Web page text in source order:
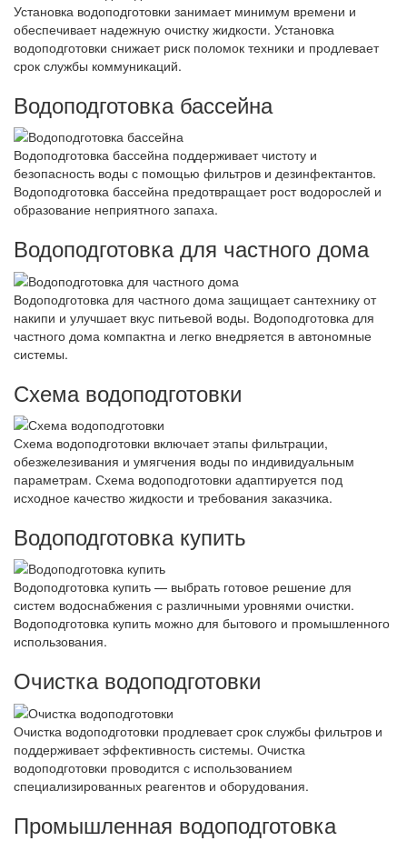
Установка водоподготовки занимает минимум времени и
обеспечивает надежную очистку жидкости. Установка
водоподготовки снижает риск поломок техники и продлевает
срок службы коммуникаций.
Водоподготовка бассейна
Водоподготовка бассейна поддерживает чистоту и
безопасность воды с помощью фильтров и дезинфектантов.
Водоподготовка бассейна предотвращает рост водорослей и
образование неприятного запаха.
Водоподготовка для частного дома
Водоподготовка для частного дома защищает сантехнику от
накипи и улучшает вкус питьевой воды. Водоподготовка для
частного дома компактна и легко внедряется в автономные
системы.
Схема водоподготовки
Схема водоподготовки включает этапы фильтрации,
обезжелезивания и умягчения воды по индивидуальным
параметрам. Схема водоподготовки адаптируется под
исходное качество жидкости и требования заказчика.
Водоподготовка купить
Водоподготовка купить — выбрать готовое решение для
систем водоснабжения с различными уровнями очистки.
Водоподготовка купить можно для бытового и промышленного
использования.
Очистка водоподготовки
Очистка водоподготовки продлевает срок службы фильтров и
поддерживает эффективность системы. Очистка
водоподготовки проводится с использованием
специализированных реагентов и оборудования.
Промышленная водоподготовка